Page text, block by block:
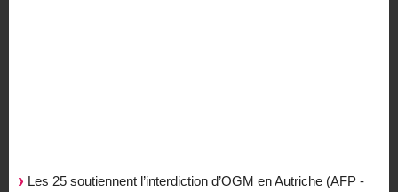
Les 25 soutiennent l’interdiction d’OGM en Autriche (AFP -